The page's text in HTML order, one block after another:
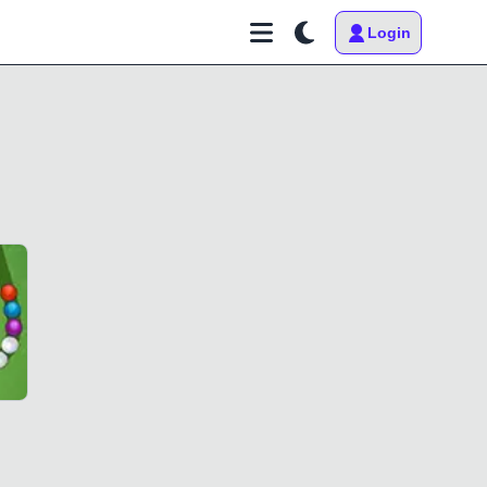
Login